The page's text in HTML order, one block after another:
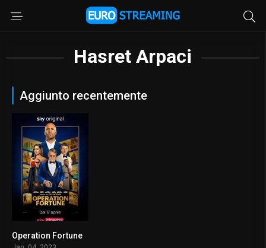
Hasret Arpaci
Aggiunto recentemente
6.4
Operation Fortune